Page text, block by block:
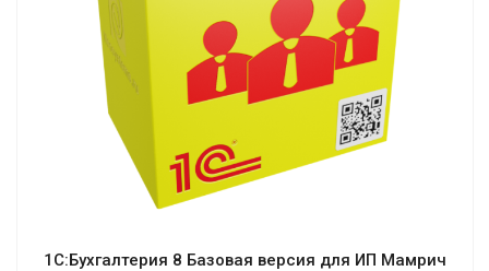
Смотреть проект
1С:Бухгалтерия 8 Базовая версия для ИП Мамрич